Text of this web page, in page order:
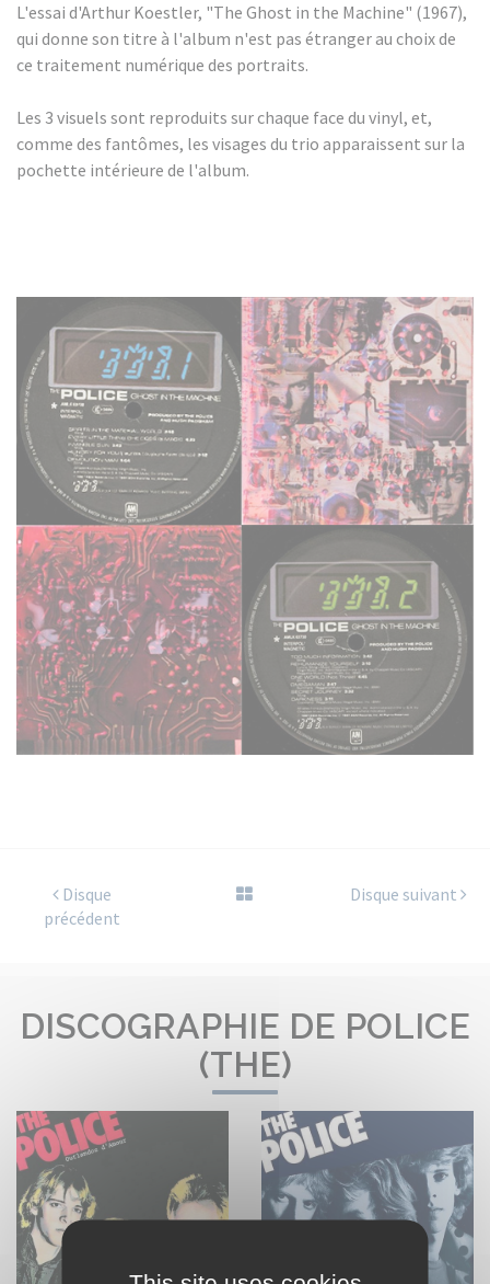
L'essai d'Arthur Koestler, "The Ghost in the Machine" (1967),
qui donne son titre à l'album n'est pas étranger au choix de
ce traitement numérique des portraits.
Les 3 visuels sont reproduits sur chaque face du vinyl, et,
comme des fantômes, les visages du trio apparaissent sur la
pochette intérieure de l'album.
Disque
précédent
Disque suivant
DISCOGRAPHIE DE POLICE
(THE)